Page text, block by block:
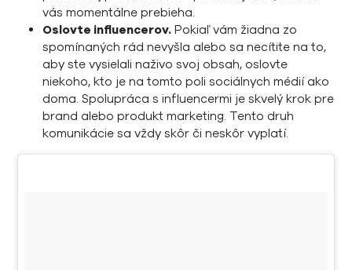
vás momentálne prebieha.
Oslovte influencerov. Pokiaľ vám žiadna zo
spomínaných rád nevyšla alebo sa necítite na to,
aby ste vysielali naživo svoj obsah, oslovte
niekoho, kto je na tomto poli sociálnych médií ako
doma. Spolupráca s influencermi je skvelý krok pre
brand alebo produkt marketing. Tento druh
komunikácie sa vždy skôr či neskôr vyplatí.